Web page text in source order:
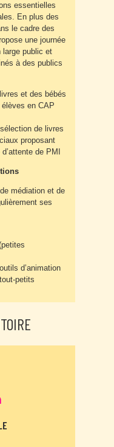
essentielles
En plus des
le cadre des
une journée
large public et
à des publics
et des bébés
en CAP
de livres
proposant
de PMI
médiation et de
ses
d’animation
petits